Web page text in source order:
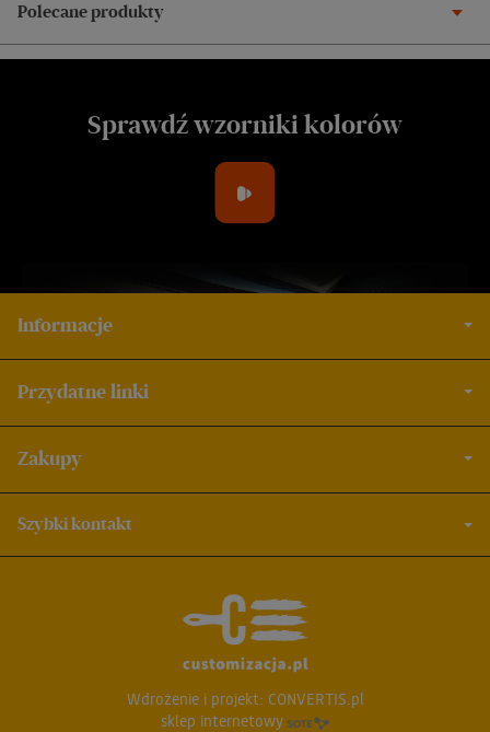
Polecane produkty
Sprawdź wzorniki kolorów
Informacje
Przydatne linki
Zakupy
Szybki kontakt
Wdrożenie i projekt: CONVERTIS.pl
sklep internetowy